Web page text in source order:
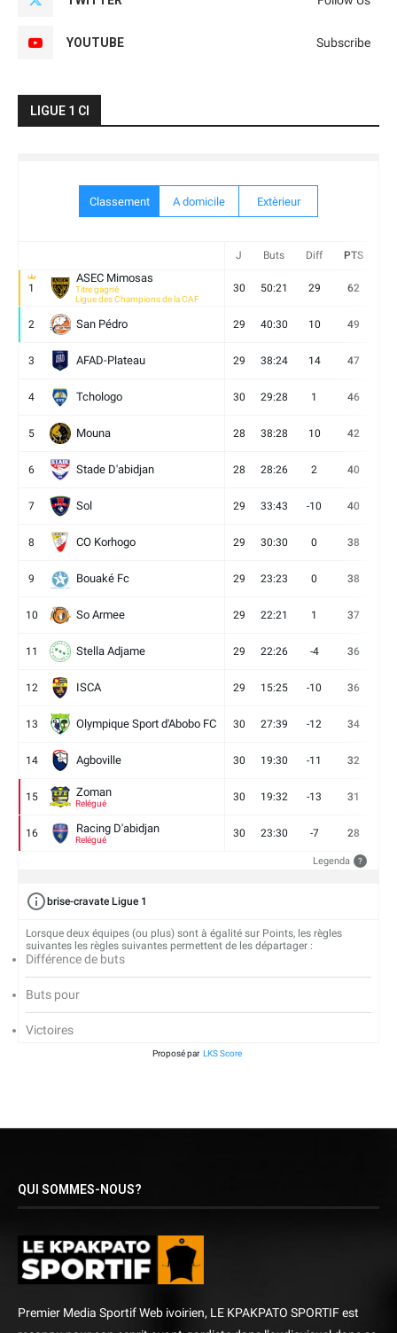
YOUTUBE Subscribe
LIGUE 1 CI
Classement A domicile Extèrieur
J Buts Diff PTS
1
ASEC Mimosas
Titre gagné
Ligue des Champions de la CAF
30 50:21 29 62
2 San Pédro 29 40:30 10 49
3 AFAD-Plateau 29 38:24 14 47
4 Tchologo 30 29:28 1 46
5 Mouna 28 38:28 10 42
6 Stade D'abidjan 28 28:26 2 40
7 Sol 29 33:43 -10 40
8 CO Korhogo 29 30:30 0 38
9 Bouaké Fc 29 23:23 0 38
10 So Armee 29 22:21 1 37
11 Stella Adjame 29 22:26 -4 36
12 ISCA 29 15:25 -10 36
13 Olympique Sport d'Abobo FC 30 27:39 -12 34
14 Agboville 30 19:30 -11 32
15 Zoman
Relégué
30 19:32 -13 31
16 Racing D'abidjan
Relégué
30 23:30 -7 28
Legenda ?
brise-cravate Ligue 1
Lorsque deux équipes (ou plus) sont à égalité sur Points, les règles
suivantes les règles suivantes permettent de les départager :
Différence de buts
Buts pour
Victoires
Proposé par LKS Score
QUI SOMMES-NOUS?
Premier Media Sportif Web ivoirien, LE KPAKPATO SPORTIF est